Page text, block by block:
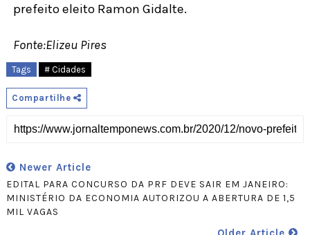
prefeito eleito Ramon Gidalte.
Fonte:Elizeu Pires
Tags # Cidades
Compartilhe
Newer Article
EDITAL PARA CONCURSO DA PRF DEVE SAIR EM JANEIRO:
MINISTÉRIO DA ECONOMIA AUTORIZOU A ABERTURA DE 1,5
MIL VAGAS